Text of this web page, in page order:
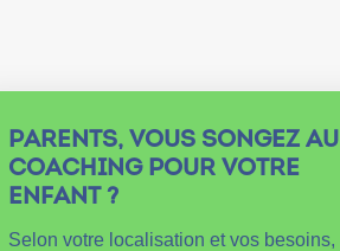
PARENTS, VOUS SONGEZ AU
COACHING POUR VOTRE
ENFANT ?
Selon votre localisation et vos besoins,